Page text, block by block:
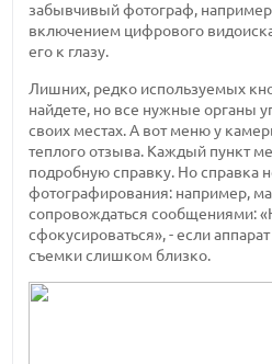
забывчивый фотограф,
включением цифрового
его к глазу.
Лишних, редко используемых
найдете, но все нужные органы
своих местах. А вот меню у
теплого отзыва. Каждый пункт
подробную справку. Но справка
фотографирования: например,
сопровождаться сообщениями:
сфокусироваться», - если
съемки слишком близко.